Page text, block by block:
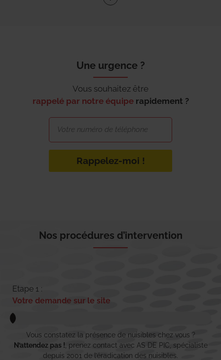
Une urgence ?
Vous souhaitez être
rappelé par notre équipe rapidement ?
Rappelez-moi !
Nos procédures d’intervention
Etape 1 :
Votre demande sur le site
Vous constatez la présence de nuisibles chez vous ?
N’attendez pas ! , prenez contact avec AS DE PIC, spécialiste
depuis 2001 de l’éradication des nuisibles.